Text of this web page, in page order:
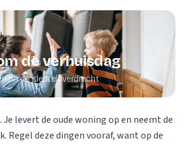
de verhuisdag
na de sleuteloverdracht
Je levert de oude woning op en neemt de
Regel deze dingen vooraf, want op de